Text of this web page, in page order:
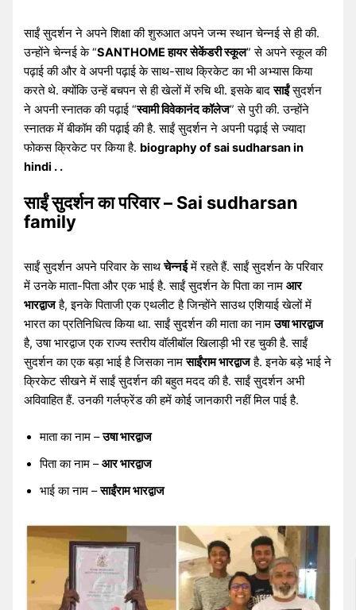
साईं सुदर्शन ने अपने शिक्षा की शुरुआत अपने जन्म स्थान चेन्नई से ही की.
उन्होंने चेन्नई के “SANTHOME हायर सेकेंडरी स्कूल” से अपने स्कूल की
पढ़ाई की और वे अपनी पढ़ाई के साथ-साथ क्रिकेट का भी अभ्यास किया
करते थे. क्योंकि उन्हें बचपन से ही खेलों में रुचि थी. इसके बादसाईंसुदर्शन
ने अपनी स्नातक की पढ़ाई “स्वामी विवेकानंद कॉलेज” से पुरी की. उन्होंने
स्नातक में बीकॉम की पढ़ाई की है. साईं सुदर्शन ने अपनी पढ़ाई से ज्यादा
फोकस क्रिकेट पर किया है. biography of sai sudharsan in
hindi . .
साईं सुदर्शन का परिवार – Sai sudharsan
family
साईं सुदर्शन अपने परिवार के साथचेन्नईमें रहते हैं. साईं सुदर्शन के परिवार
में उनके माता-पिता और एक भाई है. साईं सुदर्शन के पिता का नामआर
भारद्वाजहै, इनके पिताजी एक एथलीट है जिन्होंने साउथ एशियाई खेलों में
भारत का प्रतिनिधित्व किया था. साईं सुदर्शन की माता का नामउषा भारद्वाज
है, उषा भारद्वाज एक राज्य स्तरीय वॉलीबॉल खिलाड़ी भी रह चुकी है. साईं
सुदर्शन का एक बड़ा भाई है जिसका नामसाईंराम भारद्वाजहै. इनके बड़े भाई ने
क्रिकेट सीखने में साईं सुदर्शन की बहुत मदद की है. साईं सुदर्शन अभी
अविवाहित हैं. उनकी गर्लफ्रेंड की हमें कोई जानकारी नहीं मिल पाई है.
माता का नाम –उषा भारद्वाज
पिता का नाम –आर भारद्वाज
भाई का नाम –साईंराम भारद्वाज